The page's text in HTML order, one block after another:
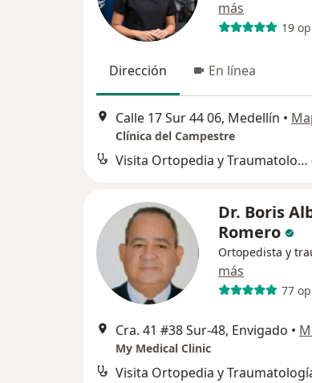
más
19
Dirección En línea
Calle 17 Sur 44 06, Medellín •
Clínica del Campestre
Visita Ortopedia y Traumatología
Dr. Boris
Romero
Ortopedista y
más
77
Cra. 41 #38 Sur-48, Envigado •
My Medical Clinic
Visita Ortopedia y